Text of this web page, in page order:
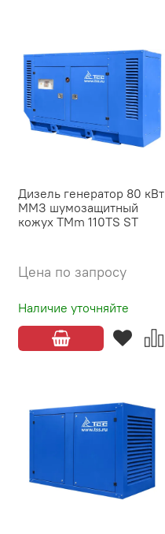
Дизель генератор 80 кВт
ММЗ шумозащитный
кожух TMm 110TS ST
Наличие уточняйте
Цена по запросу